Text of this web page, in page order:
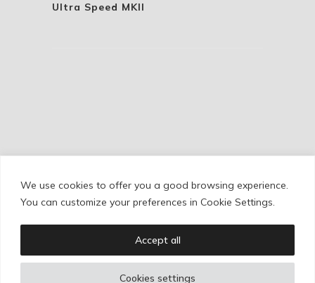
We use cookies to offer you a good browsing experience.
You can customize your preferences in Cookie Settings.
Cookies settings
Accept all
Ultra Speed MKII
Cookie Policy/Privacy Policy /Legal Warning
Copyright © Ignacio Aguilar